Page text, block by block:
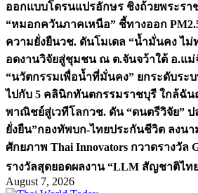
ออกแบบโดรนแปรอักษร ชิงถ้วยพระรา
“หมอกควันภาคเหนือ” ชี้ทางออก
ความยั่งยืนวช. ดันโมเดล “น้ำมั่นคง ไม่
อดงานวิจัยสู่ชุมชน ณ ต.จันจว้าใต้ อ.แม่
“นวัตกรรมเพื่อน้ำที่มั่นคง” ยกระดับร
ไปกับ 5 คลินิกทันตกรรมราชบุรี ใกล้ฉัน
พาณิชย์สู่เวทีโลกวช. ดัน “ดนตรีวิจัย”
ยั่งยืน”กองทัพบก-ไทยประกันชีวิต ลงน
ศักยภาพ Thai Innovators กวาดรางวัล
รางวัลสุดยอดผลงาน “LLM สัญชาติไท
August 7, 2026